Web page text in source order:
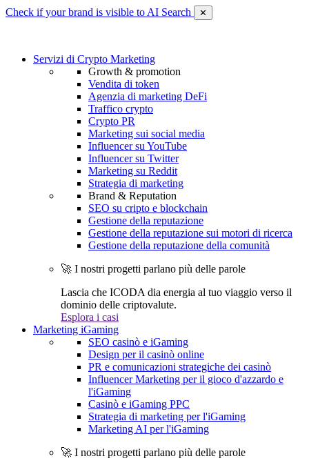
Check if your brand is visible to AI Search ✕
Servizi di Crypto Marketing
Growth & promotion
Vendita di token
Agenzia di marketing DeFi
Traffico crypto
Crypto PR
Marketing sui social media
Influencer su YouTube
Influencer su Twitter
Marketing su Reddit
Strategia di marketing
Brand & Reputation
SEO su cripto e blockchain
Gestione della reputazione
Gestione della reputazione sui motori di ricerca
Gestione della reputazione della comunità
🚀 I nostri progetti parlano più delle parole
Lascia che ICODA dia energia al tuo viaggio verso il
dominio delle criptovalute.
Esplora i casi
Marketing iGaming
SEO casinò e iGaming
Design per il casinò online
PR e comunicazioni strategiche dei casinò
Influencer Marketing per il gioco d'azzardo e
l'iGaming
Casinò e iGaming PPC
Strategia di marketing per l'iGaming
Marketing AI per l'iGaming
🚀 I nostri progetti parlano più delle parole